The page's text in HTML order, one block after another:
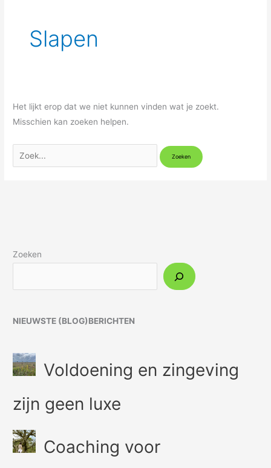
Slapen
Het lijkt erop dat we niet kunnen vinden wat je zoekt.
Misschien kan zoeken helpen.
Zoeken
NIEUWSTE (BLOG)BERICHTEN
Voldoening en zingeving
zijn geen luxe
Coaching voor